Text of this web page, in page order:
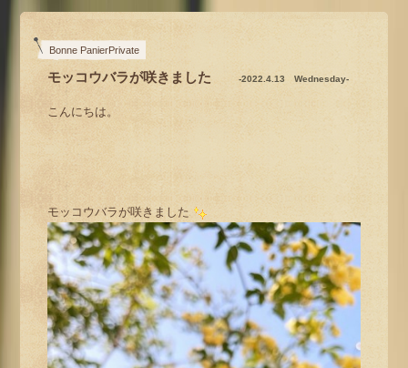
Bonne PanierPrivate
モッコウバラが咲きました -2022.4.13 Wednesday-
こんにちは。
モッコウバラが咲きました